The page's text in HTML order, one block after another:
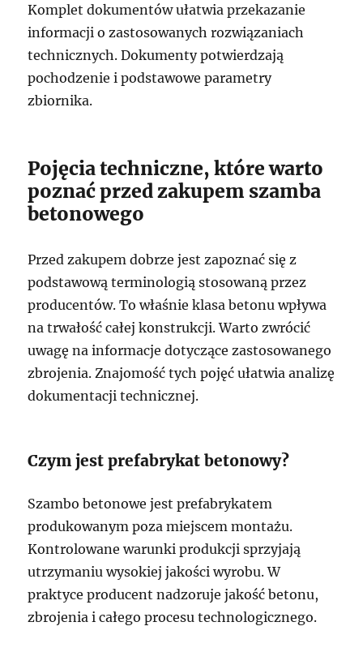
Komplet dokumentów ułatwia przekazanie
informacji o zastosowanych rozwiązaniach
technicznych. Dokumenty potwierdzają
pochodzenie i podstawowe parametry
zbiornika.
Pojęcia techniczne, które warto
poznać przed zakupem szamba
betonowego
Przed zakupem dobrze jest zapoznać się z
podstawową terminologią stosowaną przez
producentów. To właśnie klasa betonu wpływa
na trwałość całej konstrukcji. Warto zwrócić
uwagę na informacje dotyczące zastosowanego
zbrojenia. Znajomość tych pojęć ułatwia analizę
dokumentacji technicznej.
Czym jest prefabrykat betonowy?
Szambo betonowe jest prefabrykatem
produkowanym poza miejscem montażu.
Kontrolowane warunki produkcji sprzyjają
utrzymaniu wysokiej jakości wyrobu. W
praktyce producent nadzoruje jakość betonu,
zbrojenia i całego procesu technologicznego.